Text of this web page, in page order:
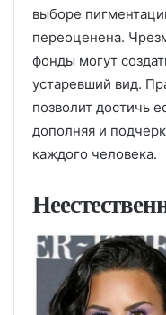
выборе
переоценена.
фонды могут
устаревший вид.
позволит достичь
дополняя и
каждого человека.